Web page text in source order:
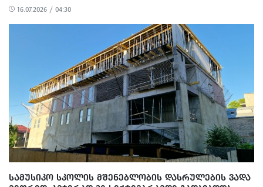
16.07.2026 / 04:30
ᲡᲐᲛᲣᲡᲘᲙᲝ ᲡᲙᲝᲚᲘᲡ ᲛᲨᲔᲜᲔᲑᲚᲝᲑᲘᲡ ᲓᲐᲡᲠᲣᲚᲔᲑᲘᲡ ᲕᲐᲓᲐ